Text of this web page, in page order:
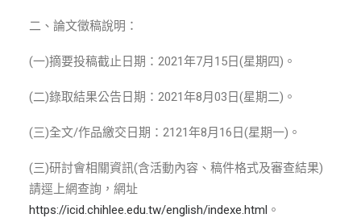
二、論文徵稿說明：
(一)摘要投稿截止日期：2021年7月15日(星期四)。
(二)錄取結果公告日期：2021年8月03日(星期二)。
(三)全文/作品繳交日期：2121年8月16日(星期一)。
(三)研討會相關資訊(含活動內容、稿件格式及審查結果)
請逕上網查詢，網址
https://icid.chihlee.edu.tw/english/indexe.html 。